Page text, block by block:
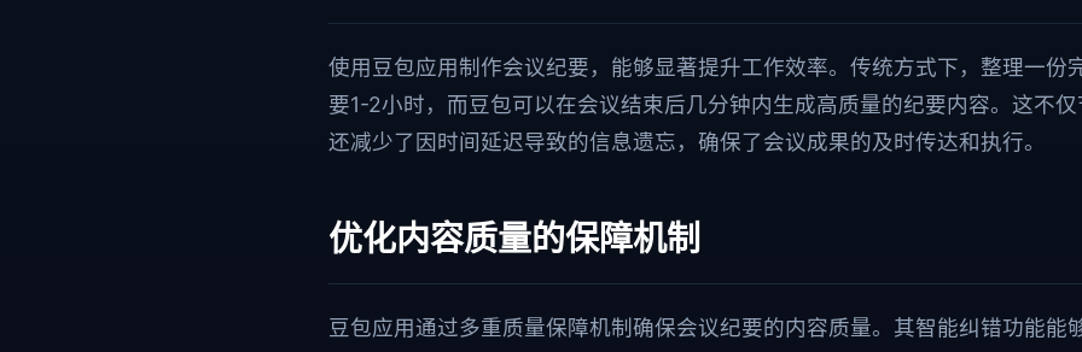
使用豆包应用制作会议纪要，能够显著提升工作效率。传统方式下，整理一份
要1-2小时，而豆包可以在会议结束后几分钟内生成高质量的纪要内容。这不
还减少了因时间延迟导致的信息遗忘，确保了会议成果的及时传达和执行。
优化内容质量的保障机制
豆包应用通过多重质量保障机制确保会议纪要的内容质量。其智能纠错功能能